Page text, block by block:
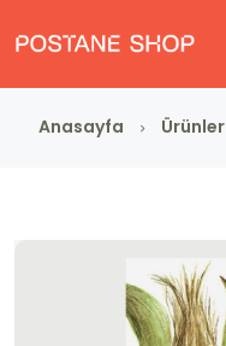
Anasayfa Ürünler